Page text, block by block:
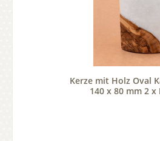
Kerze mit Holz Oval
140 x 80 mm 2